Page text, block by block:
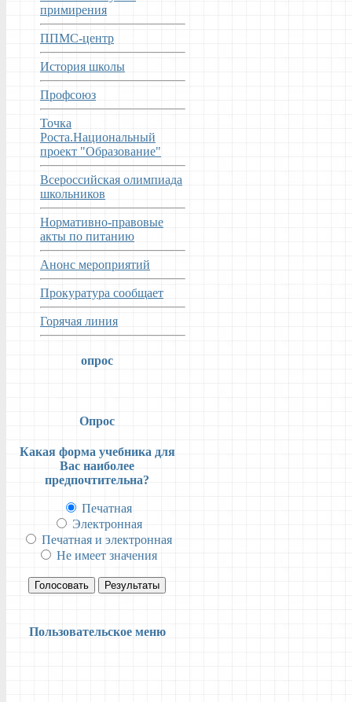
примирения
ППМС-центр
История школы
Профсоюз
Точка
Роста.Национальный
проект "Образование"
Всероссийская олимпиада
школьников
Нормативно-правовые
акты по питанию
Анонс мероприятий
Прокуратура сообщает
Горячая линия
опрос
Опрос
Какая форма учебника для
Вас наиболее
предпочтительна?
Печатная
Электронная
Печатная и электронная
Не имеет значения
Голосовать Результаты
Пользовательское меню